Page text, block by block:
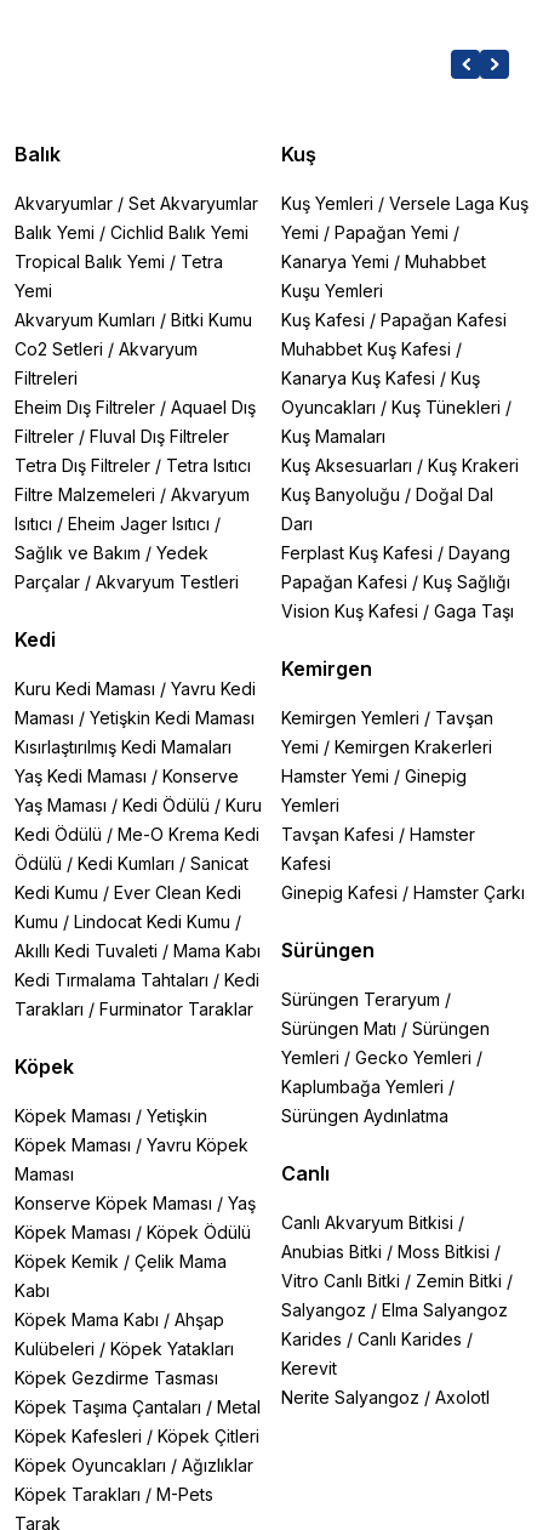
Balık
Akvaryumlar / Set Akvaryumlar
Balık Yemi / Cichlid Balık Yemi
Tropical Balık Yemi / Tetra
Yemi
Akvaryum Kumları / Bitki Kumu
Co2 Setleri / Akvaryum
Filtreleri
Eheim Dış Filtreler / Aquael Dış
Filtreler / Fluval Dış Filtreler
Tetra Dış Filtreler / Tetra Isıtıcı
Filtre Malzemeleri / Akvaryum
Isıtıcı / Eheim Jager Isıtıcı /
Sağlık ve Bakım / Yedek
Parçalar / Akvaryum Testleri
Kedi
Kuru Kedi Maması / Yavru Kedi
Maması / Yetişkin Kedi Maması
Kısırlaştırılmış Kedi Mamaları
Yaş Kedi Maması / Konserve
Yaş Maması / Kedi Ödülü / Kuru
Kedi Ödülü / Me-O Krema Kedi
Ödülü / Kedi Kumları / Sanicat
Kedi Kumu / Ever Clean Kedi
Kumu / Lindocat Kedi Kumu /
Akıllı Kedi Tuvaleti / Mama Kabı
Kedi Tırmalama Tahtaları / Kedi
Tarakları / Furminator Taraklar
Köpek
Köpek Maması / Yetişkin
Köpek Maması / Yavru Köpek
Maması
Konserve Köpek Maması / Yaş
Köpek Maması / Köpek Ödülü
Köpek Kemik / Çelik Mama
Kabı
Köpek Mama Kabı / Ahşap
Kulübeleri / Köpek Yatakları
Köpek Gezdirme Tasması
Köpek Taşıma Çantaları / Metal
Köpek Kafesleri / Köpek Çitleri
Köpek Oyuncakları / Ağızlıklar
Köpek Tarakları / M-Pets
Tarak
Kuş
Kuş Yemleri / Versele Laga Kuş
Yemi / Papağan Yemi /
Kanarya Yemi / Muhabbet
Kuşu Yemleri
Kuş Kafesi / Papağan Kafesi
Muhabbet Kuş Kafesi /
Kanarya Kuş Kafesi / Kuş
Oyuncakları / Kuş Tünekleri /
Kuş Mamaları
Kuş Aksesuarları / Kuş Krakeri
Kuş Banyoluğu / Doğal Dal
Darı
Ferplast Kuş Kafesi / Dayang
Papağan Kafesi / Kuş Sağlığı
Vision Kuş Kafesi / Gaga Taşı
Kemirgen
Kemirgen Yemleri / Tavşan
Yemi / Kemirgen Krakerleri
Hamster Yemi / Ginepig
Yemleri
Tavşan Kafesi / Hamster
Kafesi
Ginepig Kafesi / Hamster Çarkı
Sürüngen
Sürüngen Teraryum /
Sürüngen Matı / Sürüngen
Yemleri / Gecko Yemleri /
Kaplumbağa Yemleri /
Sürüngen Aydınlatma
Canlı
Canlı Akvaryum Bitkisi /
Anubias Bitki / Moss Bitkisi /
Vitro Canlı Bitki / Zemin Bitki /
Salyangoz / Elma Salyangoz
Karides / Canlı Karides /
Kerevit
Nerite Salyangoz / Axolotl